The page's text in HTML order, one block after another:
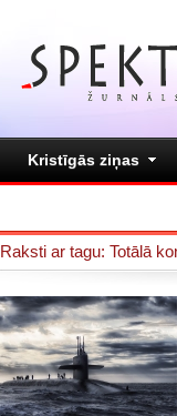
Kristīgās ziņas
Raksti ar tagu: Totālā